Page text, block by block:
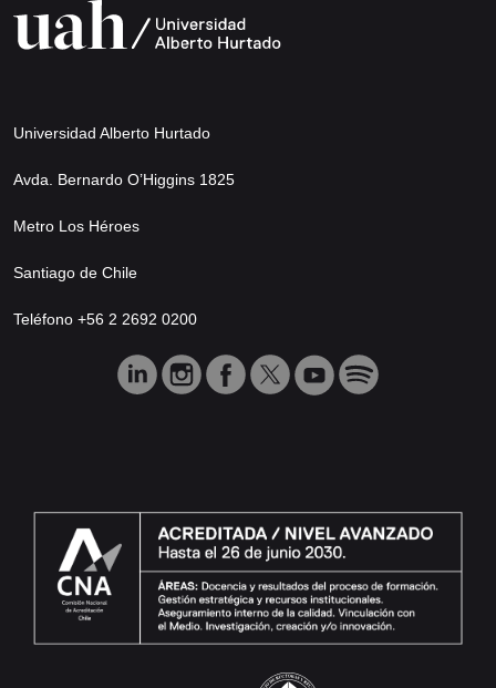
Universidad Alberto Hurtado
Avda. Bernardo O’Higgins 1825
Metro Los Héroes
Santiago de Chile
Teléfono +56 2 2692 0200